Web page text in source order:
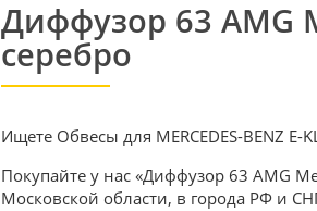
Диффузор 63 AMG
серебро
Ищете Обвесы для MERCEDES-BENZ E-
Покупайте у нас «Диффузор 63 AMG
Московской области, в города РФ и